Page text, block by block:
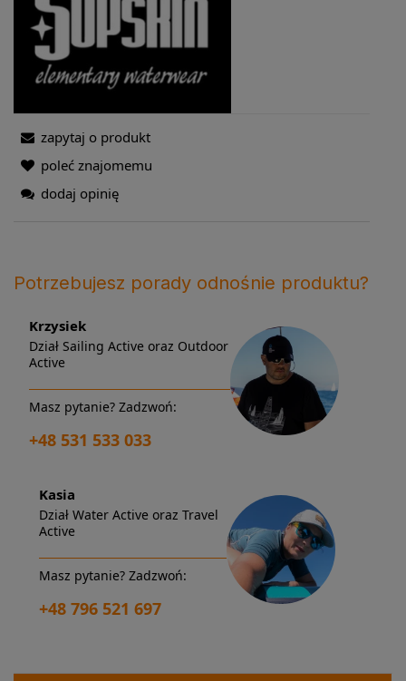
zapytaj o produkt
poleć znajomemu
dodaj opinię
Potrzebujesz porady odnośnie produktu?
Krzysiek
Dział Sailing Active oraz Outdoor
Active
Masz pytanie? Zadzwoń:
+48 531 533 033
Kasia
Dział Water Active oraz Travel
Active
Masz pytanie? Zadzwoń:
+48 796 521 697